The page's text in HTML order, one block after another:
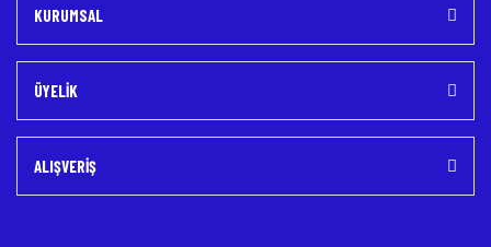
KURUMSAL
ÜYELİK
ALIŞVERİŞ